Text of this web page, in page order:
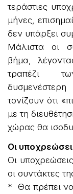
τεράστιες
μήνες,
δεν υπάρξει
Μάλιστα οι
βήμα,
τραπέζι
τονίζουν ότι
με τη
χώρας θα
Οι
Οι
οι συντάκτες
* Θα πρέπει